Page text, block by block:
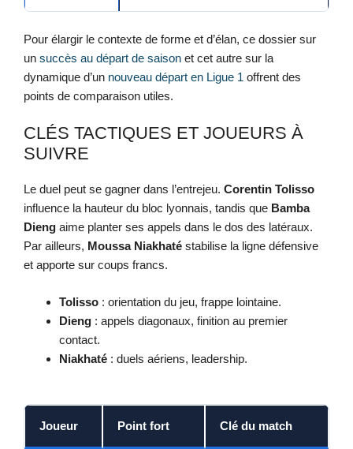
Pour élargir le contexte de forme et d’élan, ce dossier sur
un succès au départ de saison et cet autre sur la
dynamique d’un nouveau départ en Ligue 1 offrent des
points de comparaison utiles.
CLÉS TACTIQUES ET JOUEURS À
SUIVRE
Le duel peut se gagner dans l’entrejeu. Corentin Tolisso
influence la hauteur du bloc lyonnais, tandis que Bamba
Dieng aime planter ses appels dans le dos des latéraux.
Par ailleurs, Moussa Niakhaté stabilise la ligne défensive
et apporte sur coups francs.
Tolisso : orientation du jeu, frappe lointaine.
Dieng : appels diagonaux, finition au premier
contact.
Niakhaté : duels aériens, leadership.
Joueur Point fort Clé du match